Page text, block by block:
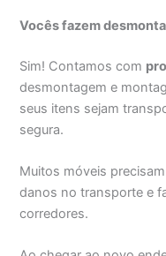
Vocês fazem
Sim! Contamos com
desmontagem e
seus itens sejam
segura.
Muitos móveis
danos no transporte e
corredores.